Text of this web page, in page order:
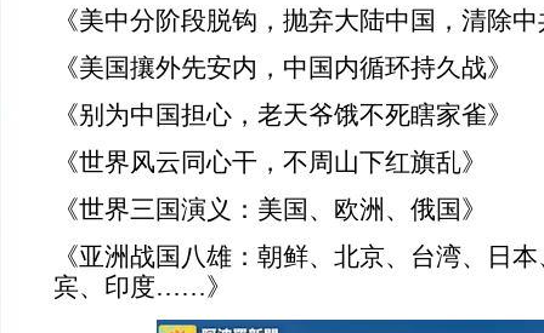
《美中分阶段脱钩，抛弃大陆中国，清除
《美国攘外先安内，中国内循环持久战》
《别为中国担心，老天爷饿不死瞎家雀》
《世界风云同心干，不周山下红旗乱》
《世界三国演义：美国、欧洲、俄国》
《亚洲战国八雄：朝鲜、北京、台湾、日
宾、印度……》